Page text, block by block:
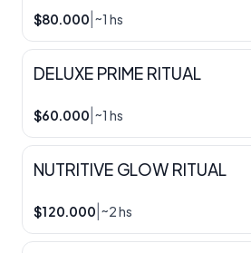
$80.000 ~1 hs
DELUXE PRIME RITUAL
$60.000 ~1 hs
NUTRITIVE GLOW RITUAL
$120.000 ~2 hs